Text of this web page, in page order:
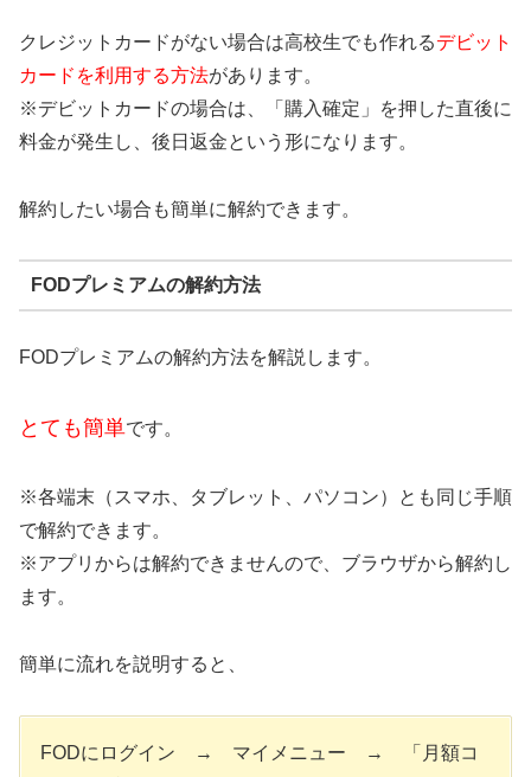
クレジットカードがない場合は高校生でも作れるデビット
カードを利用する方法があります。
※デビットカードの場合は、「購入確定」を押した直後に
料金が発生し、後日返金という形になります。
解約したい場合も簡単に解約できます。
FODプレミアムの解約方法
FODプレミアムの解約方法を解説します。
とても簡単です。
※各端末（スマホ、タブレット、パソコン）とも同じ手順
で解約できます。
※アプリからは解約できませんので、ブラウザから解約し
ます。
簡単に流れを説明すると、
FODにログイン → マイメニュー → 「月額コ